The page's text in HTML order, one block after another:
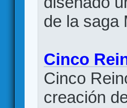
de la saga
Cinco
Cinco
creación